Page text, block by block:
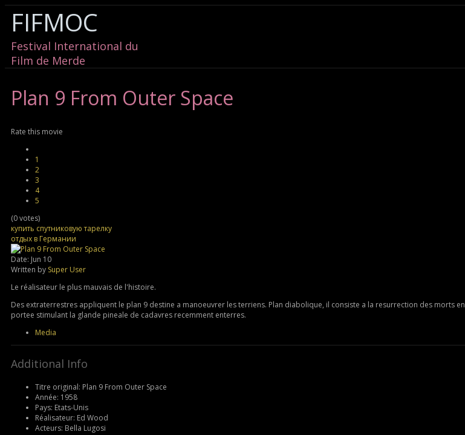
FIFMOC
Festival International du
Film de Merde
Plan 9 From Outer Space
Rate this movie
1
2
3
4
5
(0 votes)
купить спутниковую тарелку
отдых в Германии
Date: Jun 10
Written by Super User
Le réalisateur le plus mauvais de l'histoire.
Des extraterrestres appliquent le plan 9 destine a manoeuvrer les terriens. Plan diabolique, il consiste a la resurrection des morts
portee stimulant la glande pineale de cadavres recemment enterres.
Media
Additional Info
Titre original: Plan 9 From Outer Space
Année: 1958
Pays: Etats-Unis
Réalisateur: Ed Wood
Acteurs: Bella Lugosi